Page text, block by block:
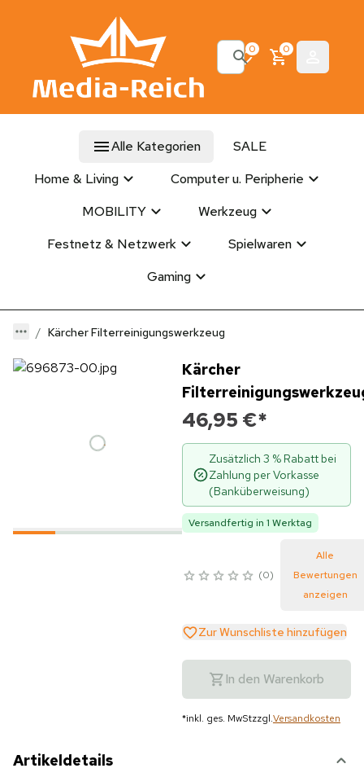
0 0
Alle Kategorien
SALE
Home & Living
Computer u. Peripherie
MOBILITY
Werkzeug
Festnetz & Netzwerk
Spielwaren
Gaming
Kärcher Filterreinigungswerkzeug
Kärcher
46,95 €*
Zusätzlich 3 % Rabatt bei
Zahlung per Vorkasse
(Banküberweisung)
Versandfertig in 1 Werktag
0
Alle
Bewertungen
anzeigen
Zur Wunschliste hinzufügen
In den Warenkorb
*inkl. ges. MwStzzgl.Versandkosten
Artikeldetails